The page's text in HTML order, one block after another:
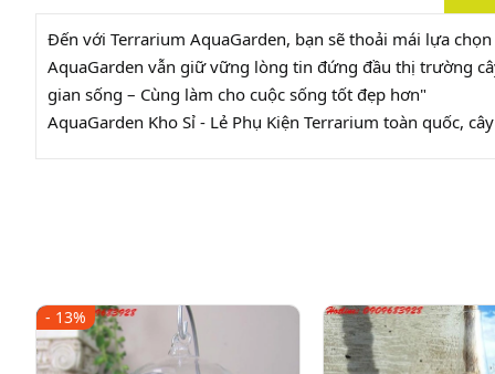
Đến với Terrarium AquaGarden, bạn sẽ thoải mái lựa
AquaGarden vẫn giữ vững lòng tin đứng đầu thị trường
gian sống – Cùng làm cho cuộc sống tốt đẹp hơn"
AquaGarden Kho Sỉ - Lẻ Phụ Kiện Terrarium toàn quốc,
- 13%